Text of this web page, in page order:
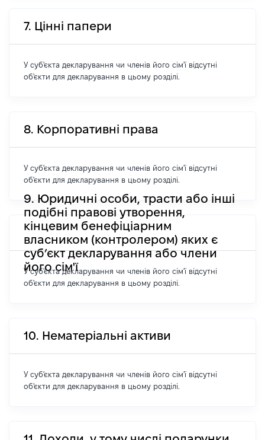
7. Цінні папери
У суб'єкта декларування чи членів його сім'ї відсутні
об'єкти для декларування в цьому розділі.
8. Корпоративні права
У суб'єкта декларування чи членів його сім'ї відсутні
об'єкти для декларування в цьому розділі.
9. Юридичні особи, трасти або інші
подібні правові утворення,
кінцевим бенефіціарним
власником (контролером) яких є
суб’єкт декларування або члени
його сім'ї
У суб'єкта декларування чи членів його сім'ї відсутні
об'єкти для декларування в цьому розділі.
10. Нематеріальні активи
У суб'єкта декларування чи членів його сім'ї відсутні
об'єкти для декларування в цьому розділі.